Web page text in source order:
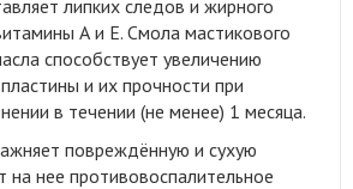
липких следов и жирного
А и Е. Смола мастикового
способствует увеличению
и их прочности при
в течении (не менее) 1 месяца.
повреждённую и сухую
на нее противовоспалительное